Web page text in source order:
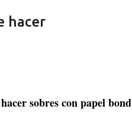
hacer
sobres con papel bond